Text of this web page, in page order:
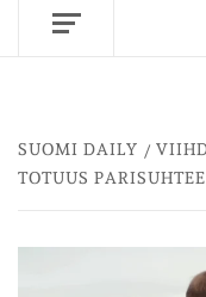
SUOMI DAILY
TOTUUS